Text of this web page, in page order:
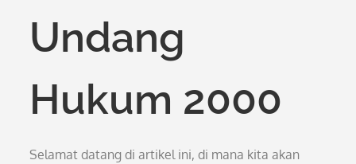
Undang
Hukum 2000
Selamat datang di artikel ini, di mana kita akan